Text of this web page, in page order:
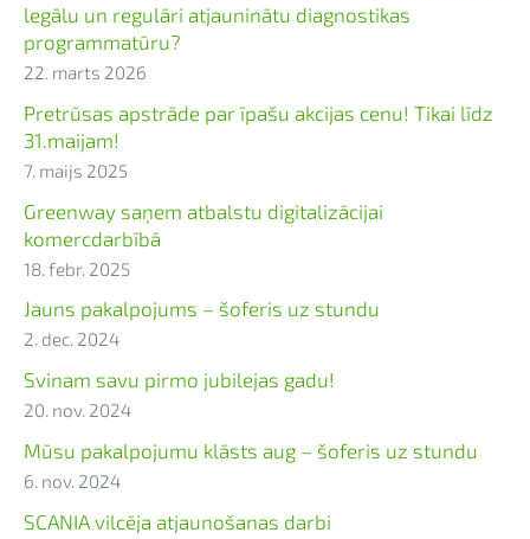
legālu un regulāri atjauninātu diagnostikas
programmatūru?
22. marts 2026
Pretrūsas apstrāde par īpašu akcijas cenu! Tikai līdz
31.maijam!
7. maijs 2025
Greenway saņem atbalstu digitalizācijai
komercdarbībā
18. febr. 2025
Jauns pakalpojums – šoferis uz stundu
2. dec. 2024
Svinam savu pirmo jubilejas gadu!
20. nov. 2024
Mūsu pakalpojumu klāsts aug – šoferis uz stundu
6. nov. 2024
SCANIA vilcēja atjaunošanas darbi